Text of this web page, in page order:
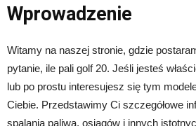
Wprowadzenie
Witamy na naszej stronie, gdzie
pytanie, ile pali golf 20. Jeśli jesteś
lub po prostu interesujesz się tym
Ciebie. Przedstawimy Ci szczegółowe
spalania paliwa, osiągów i innych